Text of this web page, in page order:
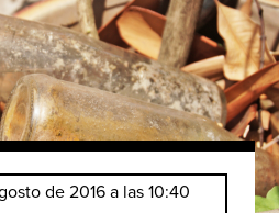
de 2016 a las 10:40